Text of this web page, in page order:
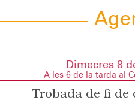
Dimecres 8
A les 6 de la tarda al
Trobada de fi de